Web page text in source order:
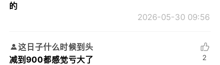
的
2026-05-30 09:56
这日子什么时候到头
减到900都感觉亏大了
2